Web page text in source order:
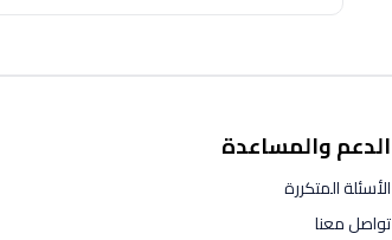
الدعم والمساعدة
الأسئلة المتكررة
تواصل معنا